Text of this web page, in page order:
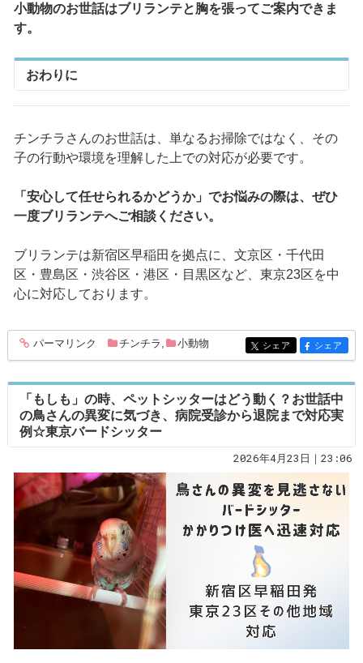
小動物のお世話はブリランテと胸を張ってご案内できま
す。
おわりに
チンチラさんのお世話は、単なるお掃除ではなく、その
子の行動や環境を理解した上での対応が必要です。
「安心して任せられるかどうか」でお悩みの際は、ぜひ
一度ブリランテへご相談ください。
ブリランテは新宿区早稲田を拠点に、文京区・千代田
区・豊島区・渋谷区・港区・目黒区など、東京23区を中
心に対応しております。
entry355
パーマリンク チンチラ , 小動物 entry355
シェア entry355
シェア
「もしも」の時、ペットシッターはどう動く？お世話中
の鳥さんの異変に気づき、病院受診から退院まで対応実
例☆東京バードシッター
2026年4月23日｜23:06